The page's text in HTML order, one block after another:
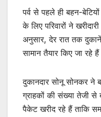
पर्व से पहले ही बहन-
के लिए परिवारों ने
अनुसार, देर रात तक
सामान तैयार किए जा रहे
दुकानदार सोनू सोनकर ने
ग्राहकों की संख्या तेजी
पैकेट खरीद रहे हैं ताकि